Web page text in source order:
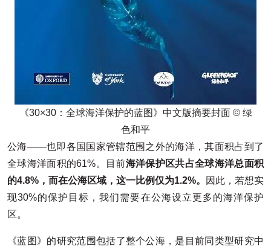
《30×30：全球海洋保护的蓝图》中文版摘要封面 © 绿
色和平
公海——也即各国国家管辖范围之外的海洋，其面积占到了
全球海洋面积的61%。目前海洋保护区共占全球海洋总面积
的4.8%，而在公海区域，这一比例仅为1.2%。
因此，若想实
现30%的保护目标，我们需要在公海设立更多的海洋保护
区。
《蓝图》的研究范围包括了整个公海，是目前同类型研究中